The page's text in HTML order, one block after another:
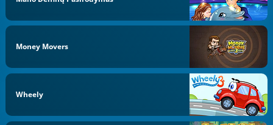
Money Movers
Wheely